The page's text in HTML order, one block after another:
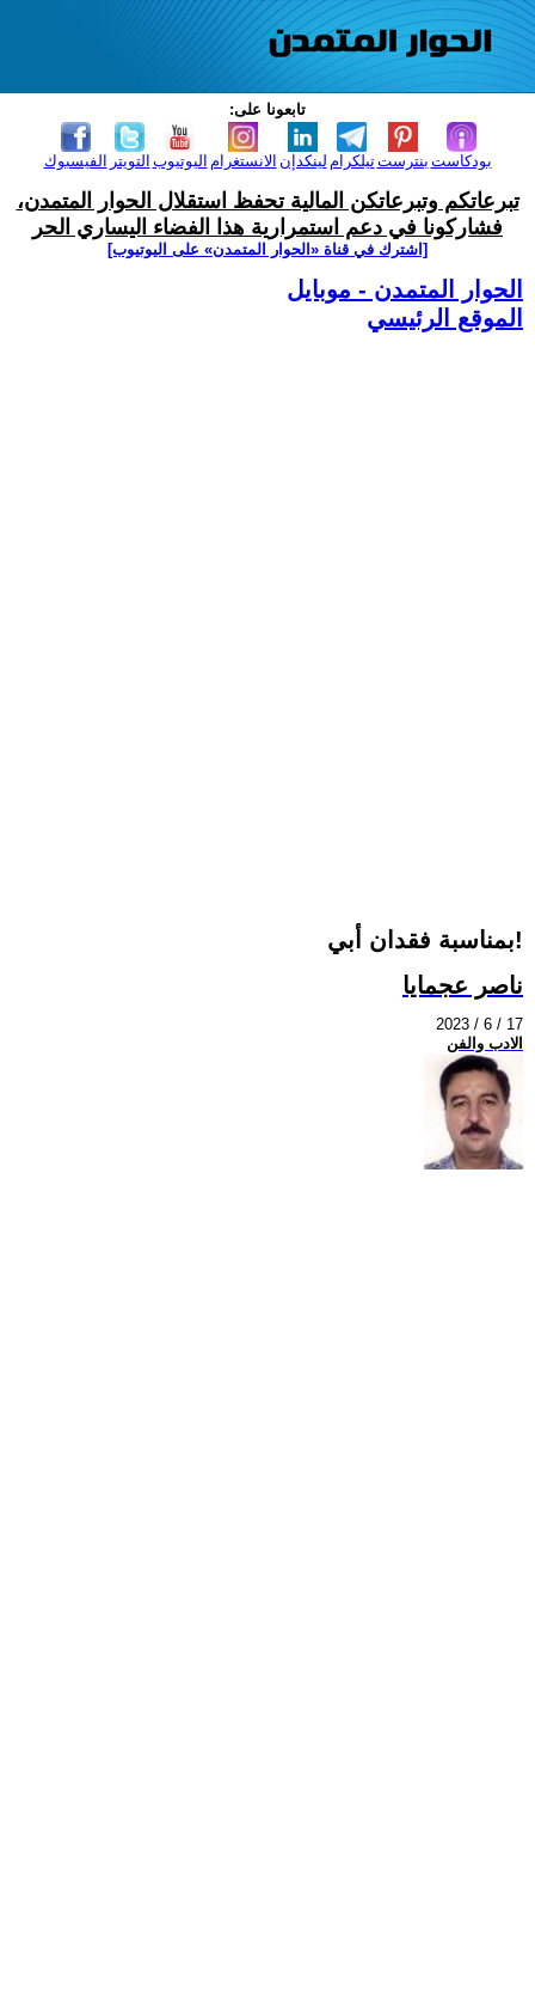
تابعونا على:
الفيسبوك التويتر اليوتيوب الانستغرام لينكدإن تيلكرامبنترست بودكاست
تبرعاتكم وتبرعاتكن المالية تحفظ استقلال الحوار المتمدن،
فشاركونا في دعم استمرارية هذا الفضاء اليساري الحر
[اشترك في قناة ‫«الحوار المتمدن» على اليوتيوب]
الحوار المتمدن - موبايل
الموقع الرئيسي
بمناسبة فقدان أبي!
ناصر عجمايا
2023 / 6 / 17
الادب والفن